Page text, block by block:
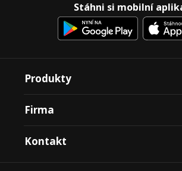
Stáhni si mobilní
Produkty
Firma
Kontakt